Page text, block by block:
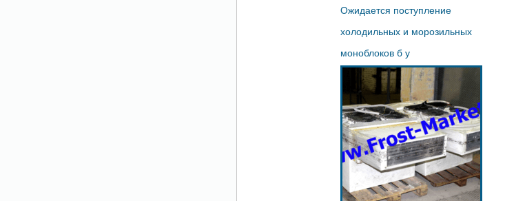
Ожидается поступление
холодильных и морозильных
моноблоков б у